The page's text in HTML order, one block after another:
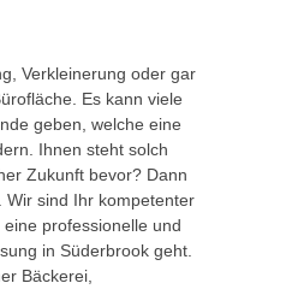
Verkleinerung oder gar
Es kann viele
geben, welche eine
Ihnen steht solch
Zukunft bevor? Dann
Wir sind Ihr kompetenter
professionelle und
in Süderbrook geht.
Bäckerei,